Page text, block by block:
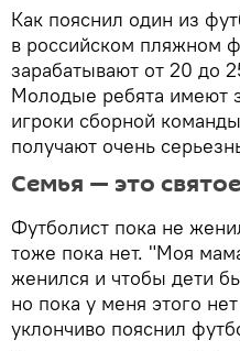
Как пояснил один из
в российском пляжном
зарабатывают от 20 до
Молодые ребята имеют
игроки сборной
получают очень
Семья — это святое
Футболист пока не
тоже пока нет. "Моя
женился и чтобы дети
но пока у меня этого
уклончиво пояснил